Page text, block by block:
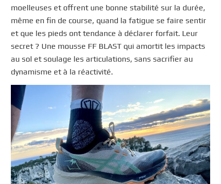
moelleuses et offrent une bonne stabilité sur la durée,
même en fin de course, quand la fatigue se faire sentir
et que les pieds ont tendance à déclarer forfait. Leur
secret ? Une mousse FF BLAST qui amortit les impacts
au sol et soulage les articulations, sans sacrifier au
dynamisme et à la réactivité.